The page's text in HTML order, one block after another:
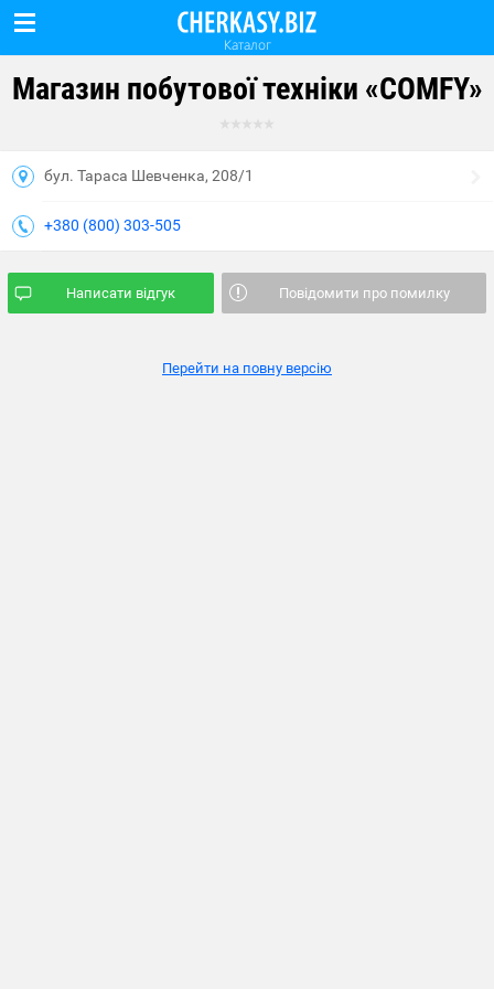
Каталог
Магазин побутової техніки «COMFY»
бул. Тараса Шевченка, 208/1
+380 (800) 303-505
Написати відгук Повідомити про помилку
Перейти на повну версію